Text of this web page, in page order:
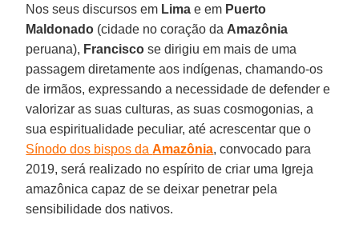
Nos seus discursos em Lima e em Puerto
Maldonado (cidade no coração da Amazônia
peruana), Francisco se dirigiu em mais de uma
passagem diretamente aos indígenas, chamando-os
de irmãos, expressando a necessidade de defender e
valorizar as suas culturas, as suas cosmogonias, a
sua espiritualidade peculiar, até acrescentar que o
Sínodo dos bispos daAmazônia, convocado para
2019, será realizado no espírito de criar uma Igreja
amazônica capaz de se deixar penetrar pela
sensibilidade dos nativos.